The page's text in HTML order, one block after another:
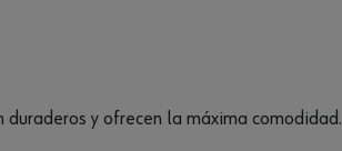
y ofrecen la máxima comodidad.